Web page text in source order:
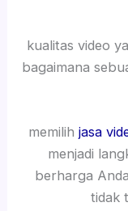
kualitas video
bagaimana
memilih jasa
menjadi
berharga
tidak